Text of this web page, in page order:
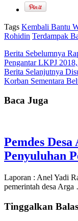
Tags Kembali Bantu
Rohidin Terdampak
Berita Sebelumnya
Pengantar LKPJ
Berita Selanjutnya
Korban Sementara
Baca Juga
Pemdes
Penyuluhan
Laporan : Anel Yadi
pemerintah desa
Tinggalkan